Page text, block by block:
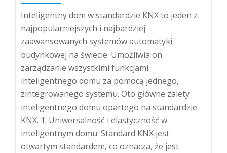
Inteligentny dom w standardzie KNX to jeden z
najpopularniejszych i najbardziej
zaawansowanych systemów automatyki
budynkowej na świecie. Umożliwia on
zarządzanie wszystkimi funkcjami
inteligentnego domu za pomocą jednego,
zintegrowanego systemu. Oto główne zalety
inteligentnego domu opartego na standardzie
KNX. 1. Uniwersalność i elastyczność w
inteligentnym domu. Standard KNX jest
otwartym standardem, co oznacza, że jest